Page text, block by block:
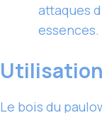
attaques
essences.
Le bois du